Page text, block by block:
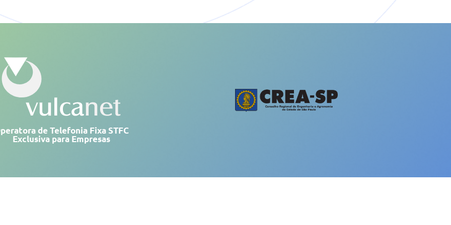
de Telefonia Fixa STFC
Exclusiva para Empresas